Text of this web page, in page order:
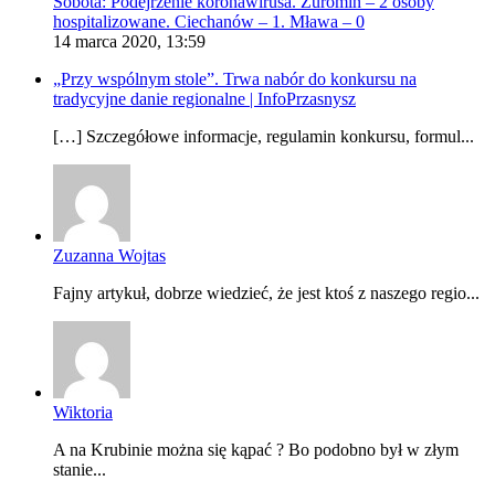
hospitalizowane. Ciechanów – 1. Mława – 0
14 marca 2020, 13:59
„Przy wspólnym stole”. Trwa nabór do konkursu na
tradycyjne danie regionalne | InfoPrzasnysz
[…] Szczegółowe informacje, regulamin konkursu, formul...
Zuzanna Wojtas
Fajny artykuł, dobrze wiedzieć, że jest ktoś z naszego regio...
Wiktoria
A na Krubinie można się kąpać ? Bo podobno był w złym
stanie...